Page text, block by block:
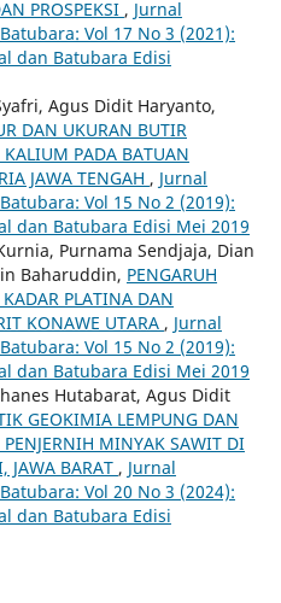
PROSPEKSI , Jurnal
Vol 17 No 3 (2021):
dan Batubara Edisi
Agus Didit Haryanto,
DAN UKURAN BUTIR
KALIUM PADA BATUAN
JAWA TENGAH , Jurnal
Vol 15 No 2 (2019):
dan Batubara Edisi Mei 2019
Purnama Sendjaja, Dian
Baharuddin, PENGARUH
PLATINA DAN
KONAWE UTARA , Jurnal
Vol 15 No 2 (2019):
dan Batubara Edisi Mei 2019
Hutabarat, Agus Didit
GEOKIMIA LEMPUNG DAN
MINYAK SAWIT DI
JAWA BARAT , Jurnal
Vol 20 No 3 (2024):
dan Batubara Edisi